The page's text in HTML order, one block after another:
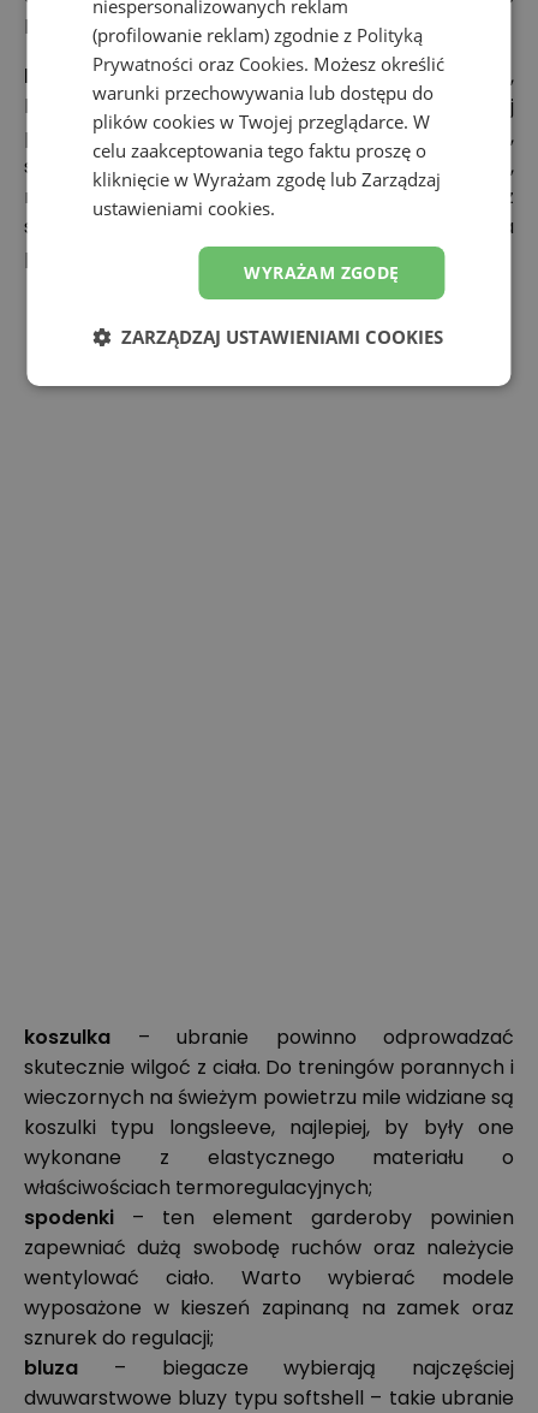
biegania? Mamy kilka wskazówek:
buty do biegania– ich wyboru należy dokonać,
biorąc pod uwagę kilka czynników takich jak: rodzaj
podłoża, na którym będą realizowane treningi,
sposób poruszania się biegacza (stopa supinująca,
neutralna, nadpronująca), waga biegacza. Dowiedz
się,
jakie będą najlepsze buty do biegania dla
początkujących
koszulka – ubranie powinno odprowadzać
skutecznie wilgoć z ciała. Do treningów porannych i
wieczornych na świeżym powietrzu mile widziane są
koszulki typu longsleeve, najlepiej, by były one
wykonane z elastycznego materiału o
właściwościach termoregulacyjnych;
spodenki – ten element garderoby powinien
zapewniać dużą swobodę ruchów oraz należycie
wentylować ciało. Warto wybierać modele
wyposażone w kieszeń zapinaną na zamek oraz
sznurek do regulacji;
bluza – biegacze wybierają najczęściej
dwuwarstwowe bluzy typu softshell – takie ubranie
niespersonalizowanych reklam
(profilowanie reklam) zgodnie z Polityką
Prywatności oraz Cookies. Możesz określić
warunki przechowywania lub dostępu do
plików cookies w Twojej przeglądarce. W
celu zaakceptowania tego faktu proszę o
kliknięcie w Wyrażam zgodę lub Zarządzaj
ustawieniami cookies.
WYRAŻAM ZGODĘ
ZARZĄDZAJ USTAWIENIAMI COOKIES